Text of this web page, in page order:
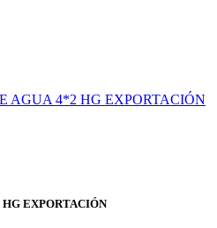
AGUA 4*2 HG EXPORTACIÓN
EXPORTACIÓN